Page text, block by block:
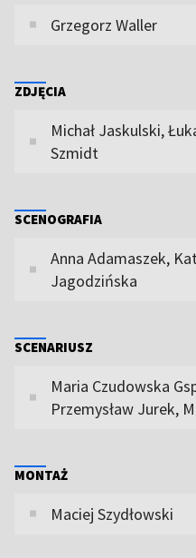
Grzegorz Waller
ZDJĘCIA
Michał Jaskulski,
Szmidt
SCENOGRAFIA
Anna Adamaszek,
Jagodzińska
SCENARIUSZ
Maria Czudowska
Przemysław Jurek,
MONTAŻ
Maciej Szydłowski